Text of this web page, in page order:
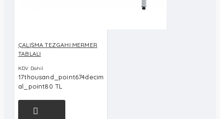
ÇALIŞMA TEZGAHI MERMER
TABLALI
KDV Dahil
17thousand_point674decim
al_point80 TL